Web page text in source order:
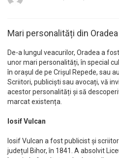
Mari personalități din
De-a lungul veacurilor, Oradea a
unor mari personalități, în special
în orașul de pe Crișul Repede, sau
Scriitori, publiciști sau avocați, vă
acestor personalități și să
marcat existența.
Iosif Vulcan
Iosif Vulcan a fost publicist și
județul Bihor, în 1841. A absolvit